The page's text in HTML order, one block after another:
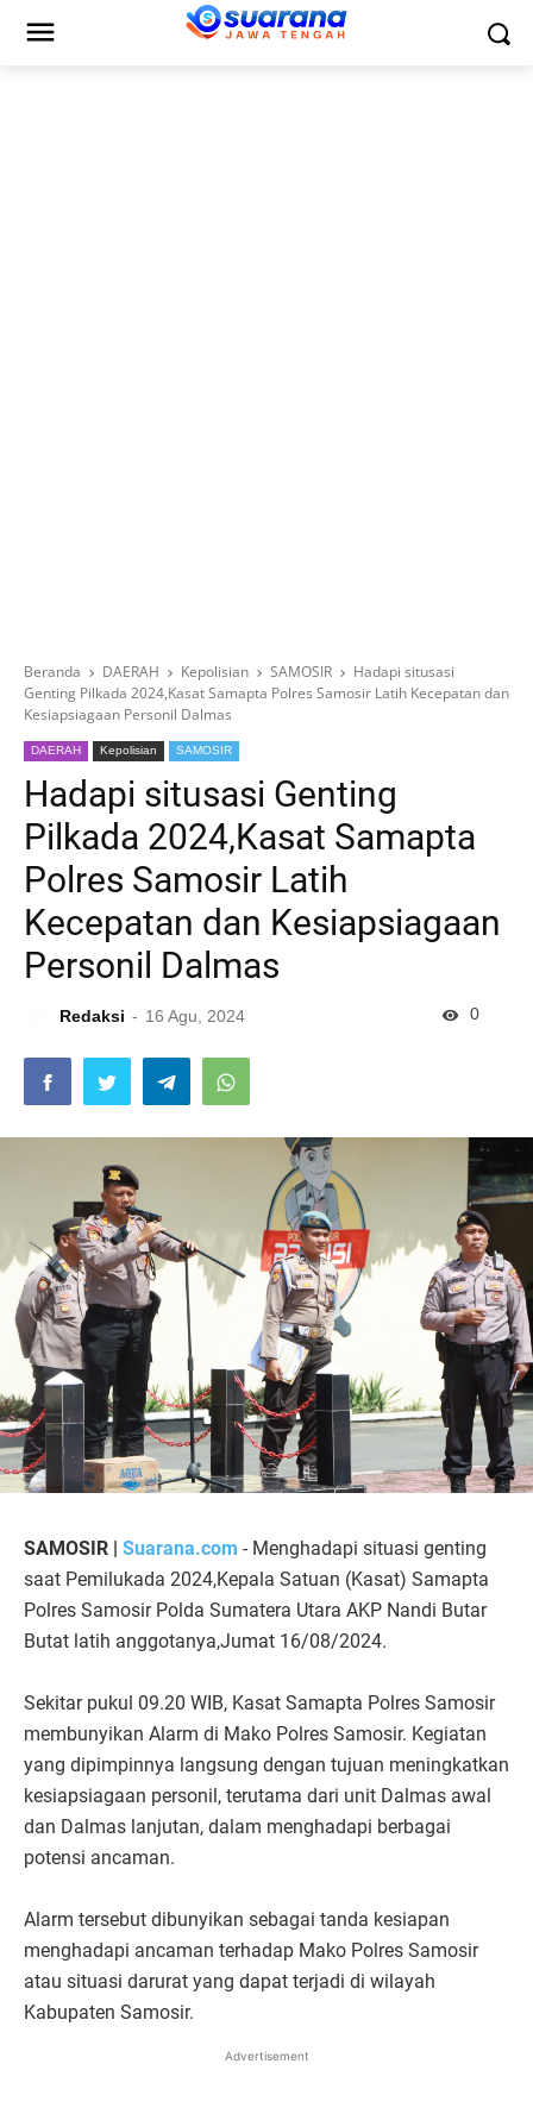
Beranda DAERAH Kepolisian SAMOSIR
Hadapi situsasi
Genting Pilkada 2024,Kasat Samapta Polres Samosir Latih Kecepatan dan
Kesiapsiagaan Personil Dalmas
DAERAH Kepolisian SAMOSIR
Hadapi situsasi Genting
Pilkada 2024,Kasat Samapta
Polres Samosir Latih
Kecepatan dan Kesiapsiagaan
Personil Dalmas
Redaksi 16 Agu, 2024 0
SAMOSIR | Suarana.com - Menghadapi situasi genting
saat Pemilukada 2024,Kepala Satuan (Kasat) Samapta
Polres Samosir Polda Sumatera Utara AKP Nandi Butar
Butat latih anggotanya,Jumat 16/08/2024.
Sekitar pukul 09.20 WIB, Kasat Samapta Polres Samosir
membunyikan Alarm di Mako Polres Samosir. Kegiatan
yang dipimpinnya langsung dengan tujuan meningkatkan
kesiapsiagaan personil, terutama dari unit Dalmas awal
dan Dalmas lanjutan, dalam menghadapi berbagai
potensi ancaman.
Alarm tersebut dibunyikan sebagai tanda kesiapan
menghadapi ancaman terhadap Mako Polres Samosir
atau situasi darurat yang dapat terjadi di wilayah
Kabupaten Samosir.
Advertisement